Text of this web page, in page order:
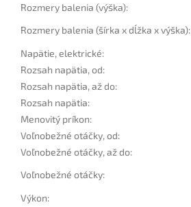
Rozmery balenia (výška):
Rozmery balenia (šírka x dĺžka x výška):
Napätie, elektrické:
Rozsah napätia, od:
Rozsah napätia, až do:
Rozsah napätia:
Menovitý príkon:
Voľnobežné otáčky, od:
Voľnobežné otáčky, až do:
Voľnobežné otáčky:
Výkon: